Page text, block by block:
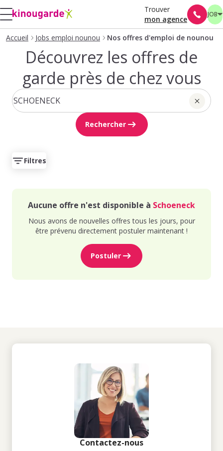
Trouver
mon agence
JOB
Accueil Jobs emploi nounou Nos offres d'emploi de nounou
Découvrez les offres de
garde près de chez vous
Rechercher
Filtres
Aucune offre n'est disponible à Schoeneck
Nous avons de nouvelles offres tous les jours, pour
être prévenu directement postuler maintenant !
Postuler
Contactez-nous